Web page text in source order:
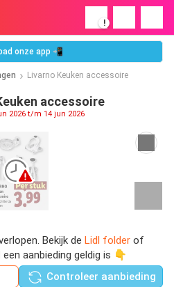
!
onze app 📲
Livarno Keuken accessoire
accessoire
2026 t/m 14 jun 2026
Bekijk de Lidl folder of
aanbieding geldig is 👇
Controleer aanbieding